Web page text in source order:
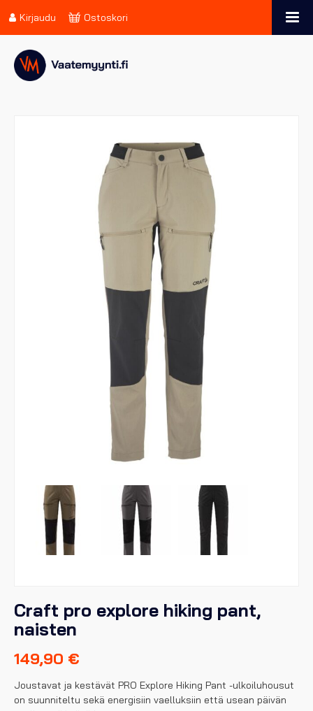
Craft pro explore hiking pant,
naisten
149,90 €
Joustavat ja kestävät PRO Explore Hiking Pant -ulkoiluhousut
on suunniteltu sekä energisiin vaelluksiin että usean päivän
Kirjaudu Ostoskori